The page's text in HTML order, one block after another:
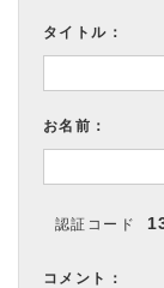
タイトル：
お名前：
認証コード
コメント：